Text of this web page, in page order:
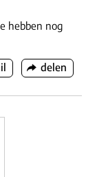
hebben nog
delen